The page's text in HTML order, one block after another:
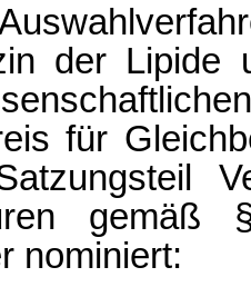
der Lipide
für
nominiert: